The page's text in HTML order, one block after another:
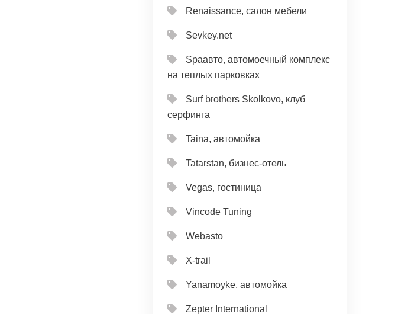
Renaissance, салон мебели
Sevkey.net
Spaавто, автомоечный комплекс
на теплых парковках
Surf brothers Skolkovo, клуб
серфинга
Taina, автомойка
Tatarstan, бизнес-отель
Vegas, гостиница
Vincode Tuning
Webasto
X-trail
Yanamoyke, автомойка
Zepter International